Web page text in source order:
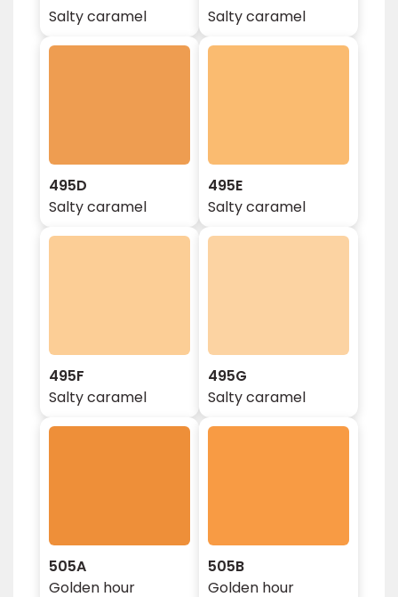
Salty caramel
Salty caramel
495D
Salty caramel
495E
Salty caramel
495F
Salty caramel
495G
Salty caramel
505A
Golden hour
505B
Golden hour